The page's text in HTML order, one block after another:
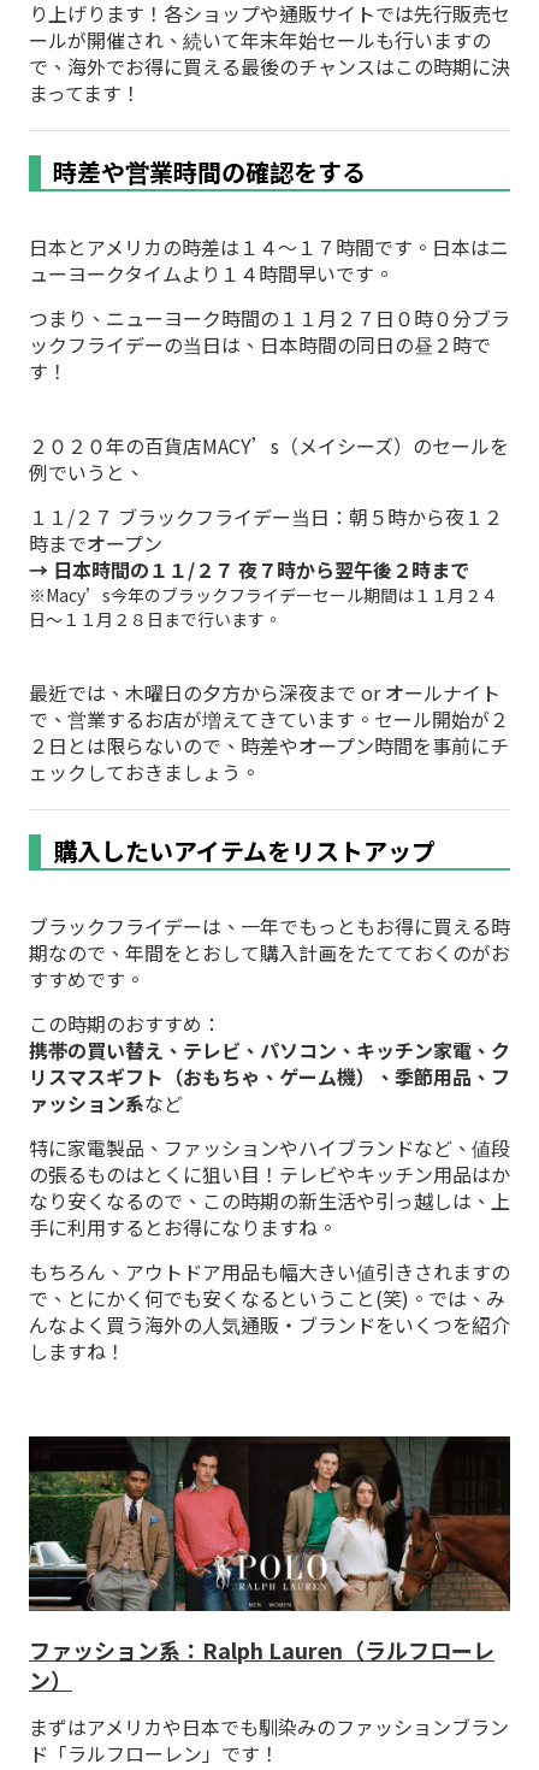
り上げります！各ショップや通販サイトでは先行販売セ
ールが開催され、続いて年末年始セールも行いますの
で、海外でお得に買える最後のチャンスはこの時期に決
まってます！
時差や営業時間の確認をする
日本とアメリカの時差は１４～１７時間です。日本はニ
ューヨークタイムより１４時間早いです。
つまり、ニューヨーク時間の１１月２７日０時０分ブラ
ックフライデーの当日は、日本時間の同日の昼２時で
す！
２０２０年の百貨店MACY’s（メイシーズ）のセールを
例でいうと、
１１/２７ ブラックフライデー当日：朝５時から夜１２
時までオープン
→ 日本時間の１１/２７ 夜７時から翌午後２時まで
※Macy’s今年のブラックフライデーセール期間は１１月２４
日～１１月２８日まで行います。
最近では、木曜日の夕方から深夜まで or オールナイト
で、営業するお店が増えてきています。セール開始が２
２日とは限らないので、時差やオープン時間を事前にチ
ェックしておきましょう。
購入したいアイテムをリストアップ
ブラックフライデーは、一年でもっともお得に買える時
期なので、年間をとおして購入計画をたてておくのがお
すすめです。
この時期のおすすめ：
携帯の買い替え、テレビ、パソコン、キッチン家電、ク
リスマスギフト（おもちゃ、ゲーム機）、季節用品、フ
ァッション系など
特に家電製品、ファッションやハイブランドなど、値段
の張るものはとくに狙い目！テレビやキッチン用品はか
なり安くなるので、この時期の新生活や引っ越しは、上
手に利用するとお得になりますね。
もちろん、アウトドア用品も幅大きい値引きされますの
で、とにかく何でも安くなるということ(笑)。では、み
んなよく買う海外の人気通販・ブランドをいくつを紹介
しますね！
ファッション系：Ralph Lauren（ラルフローレ
ン）
まずはアメリカや日本でも馴染みのファッションブラン
ド「ラルフローレン」です！